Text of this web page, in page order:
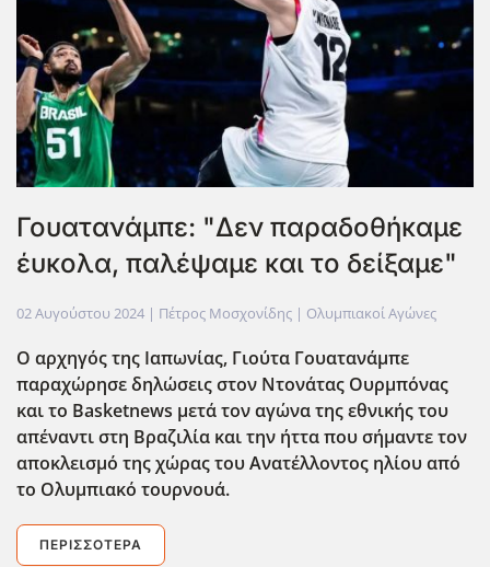
Γουατανάμπε: "Δεν παραδοθήκαμε
έυκολα, παλέψαμε και το δείξαμε"
02 Αυγούστου 2024 | Πέτρος Μοσχονίδης | Ολυμπιακοί Αγώνες
Ο αρχηγός της Ιαπωνίας, Γιούτα Γουατανάμπε
παραχώρησε δηλώσεις στον Ντονάτας Ουρμπόνας
και το Basketnews μετά τον αγώνα της εθνικής του
απέναντι στη Βραζιλία και την ήττα που σήμαντε τον
αποκλεισμό της χώρας του Ανατέλλοντος ηλίου από
το Ολυμπιακό τουρνουά.
ΠΕΡΙΣΣΌΤΕΡΑ